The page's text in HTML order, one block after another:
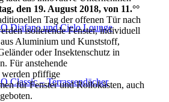
Diafano und Cielo Lounge
Classic – Terrassendächer
den 19. August 2018, von 11.°°
Tag der offenen Tür nach
isolierende Fenster, individuell
Aluminium und Kunststoff,
oder Insektenschutz in
Für anstehende
werden pfiffige
für Fenster und Rollokästen, auch